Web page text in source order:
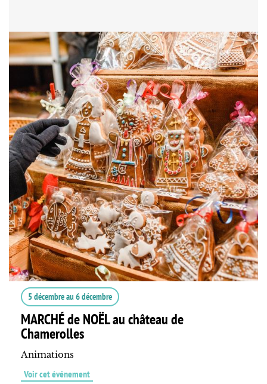
5 décembreau6 décembre
MARCHÉ de NOËL au château de
Chamerolles
Animations
Voir cet événement